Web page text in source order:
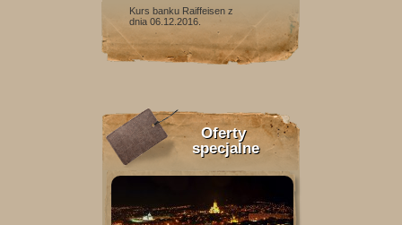
Kurs banku Raiffeisen z
dnia 06.12.2016.
Oferty
specjalne